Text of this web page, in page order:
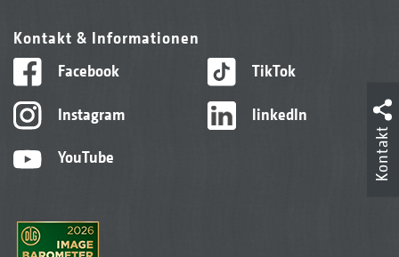
Kontakt & Informationen
Facebook
Instagram
YouTube
TikTok
linkedIn
Kontakt